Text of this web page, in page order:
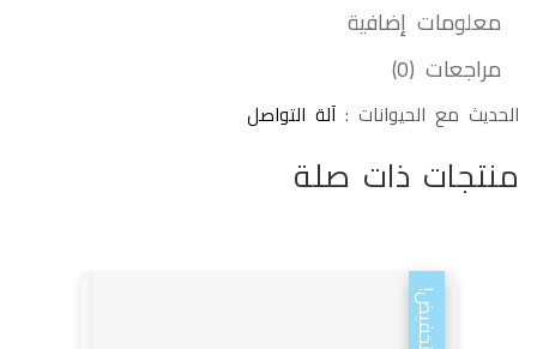
معلومات إضافية
مراجعات (0)
الحديث مع الحيوانات : آلة التواصل
منتجات ذات صلة
تخفيض!